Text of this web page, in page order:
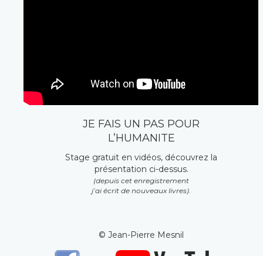
JE FAIS UN PAS POUR
L’HUMANITE
Stage gratuit en vidéos, découvrez la
présentation ci-dessus.
(depuis cet enregistrement
j’ai écrit de nouveaux livres).
© Jean-Pierre Mesnil